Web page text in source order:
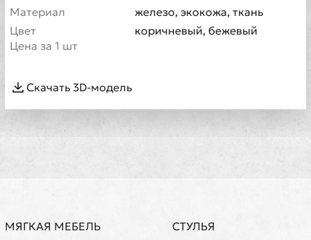
Материал
железо, экокожа, ткань
Цвет
коричневый, бежевый
Цена за 1 шт
Скачать 3D-модель
МЯГКАЯ МЕБЕЛЬ
СТУЛЬЯ